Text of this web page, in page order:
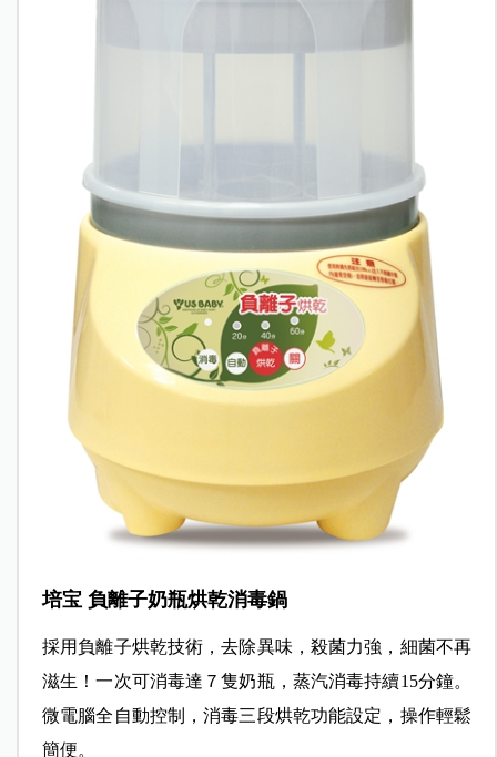
培宝 負離子奶瓶烘乾消毒鍋
採用負離子烘乾技術，去除異味，殺菌力強，細菌不再
滋生！一次可消毒達７隻奶瓶，蒸汽消毒持續15分鐘。
微電腦全自動控制，消毒三段烘乾功能設定，操作輕鬆
簡便。